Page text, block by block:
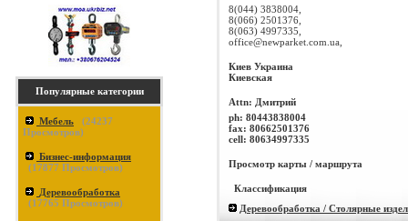
Популярные категории
Мебель (24237
Просмотров)
Бизнес-информация
(17877 Просмотров)
Деревообработка
(17765 Просмотров)
8(044) 3838004,
8(066) 2501376,
8(063) 4997335,
office@newparket.com.ua
Киев Украина
Киевская
Attn: Дмитрий
ph: 80443838004
fax: 80662501376
cell: 80634997335
Просмотр карты / маршрута
Классификация
Деревообработка / Столярные